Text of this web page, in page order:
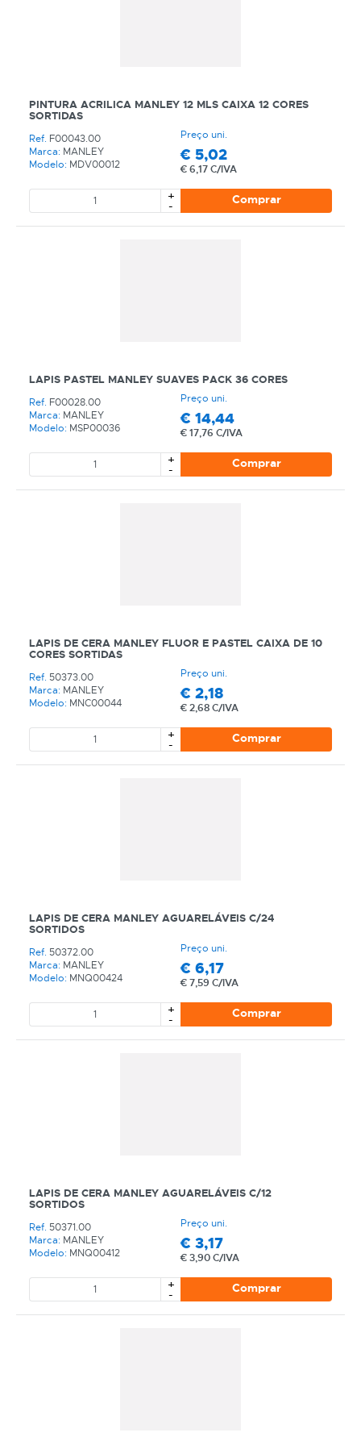
Boas compras!
PINTURA ACRILICA MANLEY 12 MLS CAIXA 12 CORES
SORTIDAS
Ref. F00043.00
Marca: MANLEY
Modelo: MDV00012
Preço uni.
€ 5,02
€6,17 C/IVA
+
- Comprar
LAPIS PASTEL MANLEY SUAVES PACK 36 CORES
Ref. F00028.00
Marca: MANLEY
Modelo: MSP00036
Preço uni.
€ 14,44
€17,76 C/IVA
+
- Comprar
LAPIS DE CERA MANLEY FLUOR E PASTEL CAIXA DE 10
CORES SORTIDAS
Ref. 50373.00
Marca: MANLEY
Modelo: MNC00044
Preço uni.
€ 2,18
€2,68 C/IVA
+
- Comprar
LAPIS DE CERA MANLEY AGUARELÁVEIS C/24
SORTIDOS
Ref. 50372.00
Marca: MANLEY
Modelo: MNQ00424
Preço uni.
€ 6,17
€7,59 C/IVA
+
- Comprar
LAPIS DE CERA MANLEY AGUARELÁVEIS C/12
SORTIDOS
Ref. 50371.00
Marca: MANLEY
Modelo: MNQ00412
Preço uni.
€ 3,17
€3,90 C/IVA
+
- Comprar